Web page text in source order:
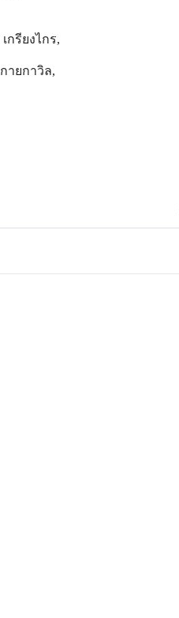
กรียงไกร,
ายกาวิล,